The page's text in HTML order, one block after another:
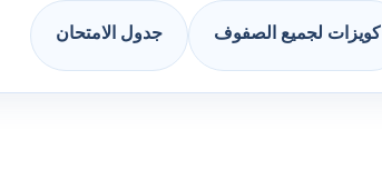
كويزات لجميع الصفوف جدول الامتحان